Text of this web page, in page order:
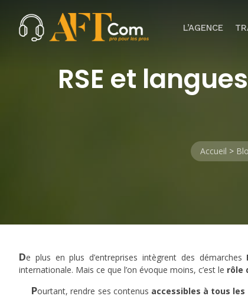
L’AGENCE
RSE et
Accueil >
De plus en plus d’entreprises intègrent des démarches
internationale. Mais ce que l’on évoque moins, c’est le rôle
Pourtant, rendre ses contenus accessibles à tous les